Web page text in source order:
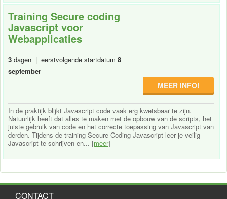
Training Secure coding
Javascript voor
Webapplicaties
3 dagen | eerstvolgende startdatum 8
september
MEER INFO!
In de praktijk blijkt Javascript code vaak erg kwetsbaar te zijn.
Natuurlijk heeft dat alles te maken met de opbouw van de scripts, het
juiste gebruik van code en het correcte toepassing van Javascript van
derden. Tijdens de training Secure Coding Javascript leer je veilig
Javascript te schrijven en... [meer]
CONTACT